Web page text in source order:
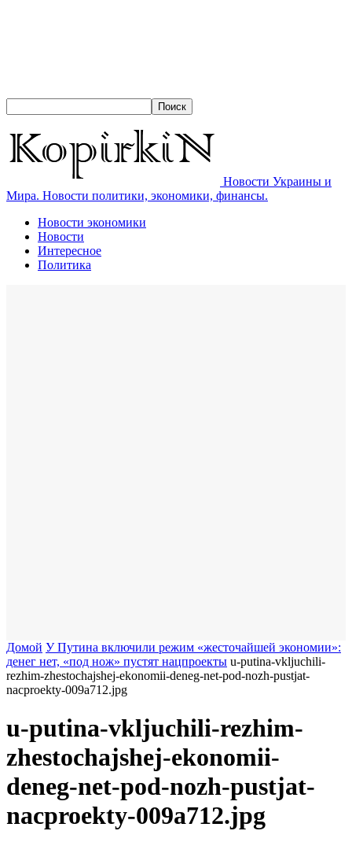
Новости Украины и
Мира. Новости политики, экономики, финансы.
Новости экономики
Новости
Интересное
Политика
Домой У Путина включили режим «жесточайшей экономии»:
денег нет, «под нож» пустят нацпроекты u-putina-vkljuchili-
rezhim-zhestochajshej-ekonomii-deneg-net-pod-nozh-pustjat-
nacproekty-009a712.jpg
u-putina-vkljuchili-rezhim-
zhestochajshej-ekonomii-
deneg-net-pod-nozh-pustjat-
nacproekty-009a712.jpg